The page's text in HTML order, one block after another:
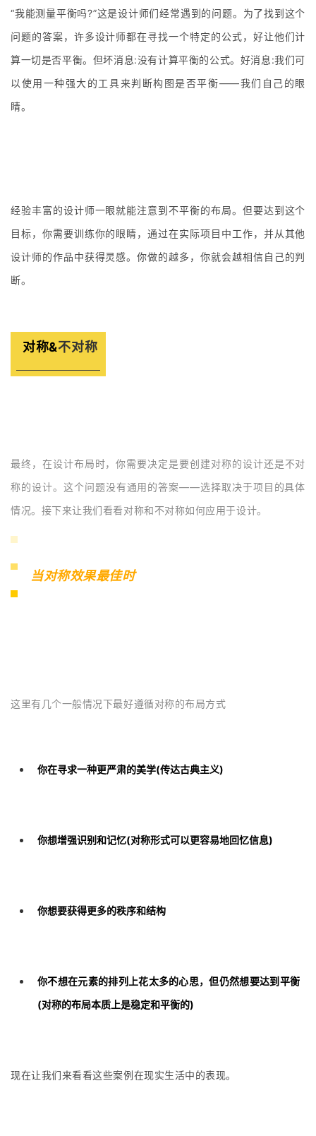
“我能测量平衡吗?”这是设计师们经常遇到的问题。为了找到这个
问题的答案，许多设计师都在寻找一个特定的公式，好让他们计
算一切是否平衡。但坏消息:没有计算平衡的公式。好消息:我们可
以使用一种强大的工具来判断构图是否平衡——我们自己的眼
睛。
经验丰富的设计师一眼就能注意到不平衡的布局。但要达到这个
目标，你需要训练你的眼睛，通过在实际项目中工作，并从其他
设计师的作品中获得灵感。你做的越多，你就会越相信自己的判
断。
对称&不对称
最终，在设计布局时，你需要决定是要创建对称的设计还是不对
称的设计。这个问题没有通用的答案——选择取决于项目的具体
情况。接下来让我们看看对称和不对称如何应用于设计。
当对称效果最佳时
这里有几个一般情况下最好遵循对称的布局方式
你在寻求一种更严肃的美学(传达古典主义)
你想增强识别和记忆(对称形式可以更容易地回忆信息)
你想要获得更多的秩序和结构
你不想在元素的排列上花太多的心思，但仍然想要达到平衡
(对称的布局本质上是稳定和平衡的)
现在让我们来看看这些案例在现实生活中的表现。